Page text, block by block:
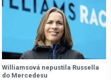
Williamsová nepustila Russella
do Mercedesu